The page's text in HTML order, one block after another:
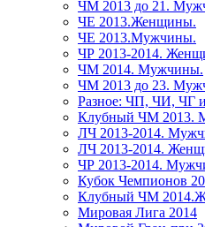
ЧМ 2013 до 21.
ЧЕ 2013.Женщины.
ЧЕ 2013.Мужчины.
ЧР 2013-2014.
ЧМ 2014. Мужчины.
ЧМ 2013 до 23.
Разное: ЧП, ЧИ, ЧГ
Клубный ЧМ 2013.
ЛЧ 2013-2014.
ЛЧ 2013-2014.
ЧР 2013-2014.
Кубок Чемпионов
Клубный ЧМ
Мировая Лига 2014